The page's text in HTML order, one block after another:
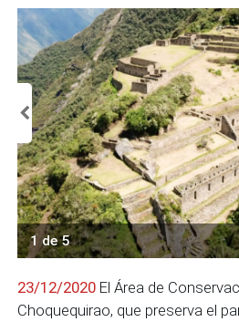
1 de 5
23/12/2020 El Área de
Choquequirao, que preserva el